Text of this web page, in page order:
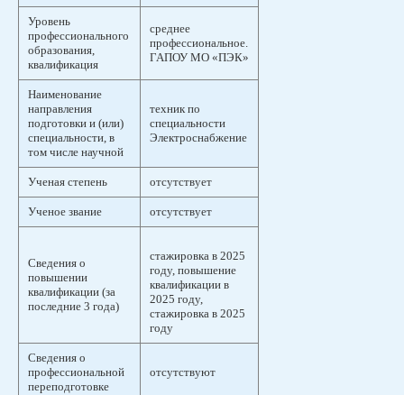
Уровень
профессионального
образования,
квалификация
среднее
профессиональное.
ГАПОУ МО «ПЭК»
Наименование
направления
подготовки и (или)
специальности, в
том числе научной
техник по
специальности
Электроснабжение
Ученая степень отсутствует
Ученое звание отсутствует
Сведения о
повышении
квалификации (за
последние 3 года)
стажировка в 2025
году, повышение
квалификации в
2025 году,
стажировка в 2025
году
Сведения о
профессиональной
переподготовке
отсутствуют